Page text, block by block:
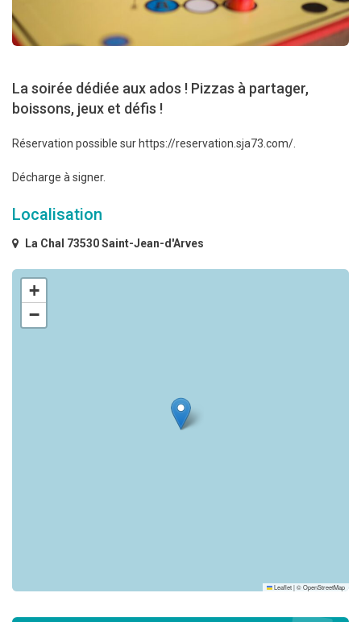
La soirée dédiée aux ados ! Pizzas à partager,
boissons, jeux et défis !
Réservation possible sur https://reservation.sja73.com/.
Décharge à signer.
Localisation
La Chal 73530 Saint-Jean-d'Arves
+
−
Leaflet|©OpenStreetMap